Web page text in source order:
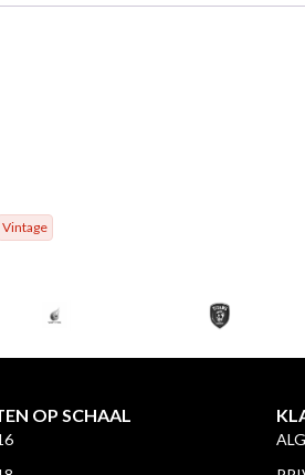
Vintage
OP SCHAAL